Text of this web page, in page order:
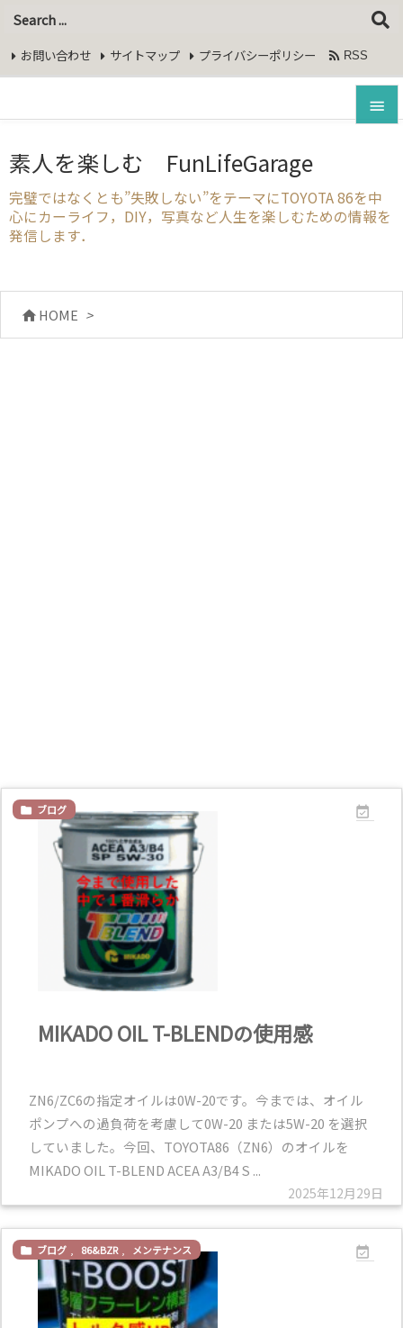
google-site-


サイド

お問い合わせ サイトマップ プライバシーポリシー  RSS
素人を楽しむ FunLifeGarage
完璧ではなくとも”失敗しない”をテーマにTOYOTA 86を中
心にカーライフ，DIY，写真など人生を楽しむための情報を
発信します．
 HOME >

2025年12月29日
 ブログ
MIKADO OIL T-BLENDの使用感
ZN6/ZC6の指定オイルは0W-20です。今までは、オイル
ポンプへの過負荷を考慮して0W-20 または5W-20 を選択
していました。今回、TOYOTA86（ZN6）のオイルを
MIKADO OIL T-BLEND ACEA A3/B4 S ...

 ブログ 86&BZR メンテナンス